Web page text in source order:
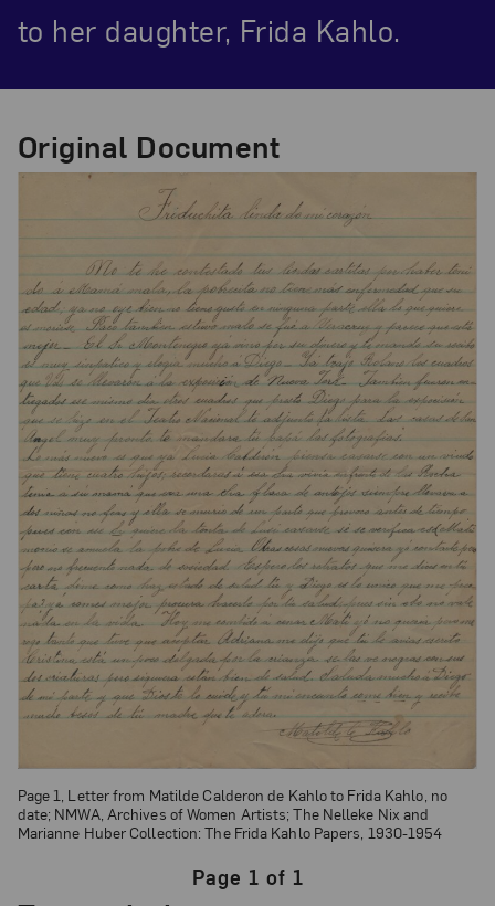
to her daughter, Frida Kahlo.
Original Document
Page 1, Letter from Matilde Calderon de Kahlo to Frida Kahlo, no
date; NMWA, Archives of Women Artists; The Nelleke Nix and
Marianne Huber Collection: The Frida Kahlo Papers, 1930-1954
Page 1 of 1